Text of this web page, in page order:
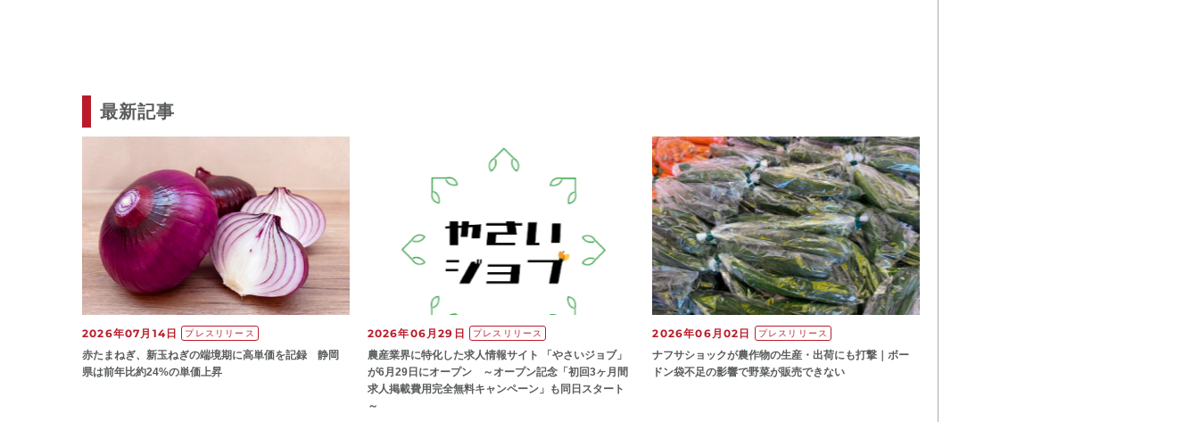
最新記事
2026年07月14日 プレスリリース
赤たまねぎ、新玉ねぎの端境期に高単価を記録 静岡
県は前年比約24%の単価上昇
2026年06月29日 プレスリリース
農産業界に特化した求人情報サイト 「やさいジョブ」
が6月29日にオープン ～オープン記念「初回3ヶ月間
求人掲載費用完全無料キャンペーン」も同日スタート
～
2026年06月02日 プレスリリース
ナフサショックが農作物の⽣産・出荷にも打撃｜ボー
ドン袋不⾜の影響で野菜が販売できない